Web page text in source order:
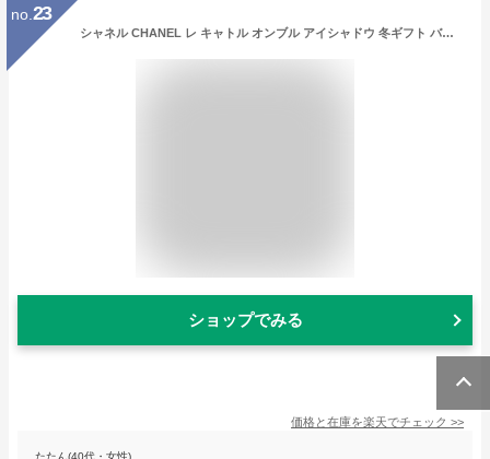
no. 23
シャネル CHANEL レ キャトル オンブル アイシャドウ 冬ギフト バレンタイン ホワイトデー お返し
ショップでみる
価格と在庫を楽天でチェック >>
たたん(40代・女性)